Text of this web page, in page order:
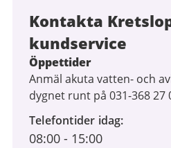
Kontakta
kundservice
Öppettider
Anmäl akuta vatten- och
dygnet runt på 031-368 27
Telefontider idag
08:00 - 15:00